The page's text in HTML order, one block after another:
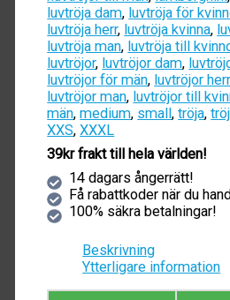
luvtröja dam, luvtröja för
luvtröja herr, luvtröja kvinna,
luvtröja man, luvtröja till
luvtröjor, luvtröjor dam,
luvtröjor för män, luvtröjor herr
luvtröjor man, luvtröjor till
män,medium, small,tröja,
XXS,XXXL
39kr frakt till hela världen!
14 dagars ångerrätt!
Få rabattkoder när du
100% säkra betalningar!
Beskrivning
Ytterligare information